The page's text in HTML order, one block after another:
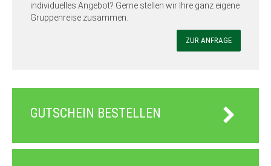
individuelles Angebot? Gerne stellen wir Ihre ganz eigene
Gruppenreise zusammen.
ZUR ANFRAGE
GUTSCHEIN BESTELLEN